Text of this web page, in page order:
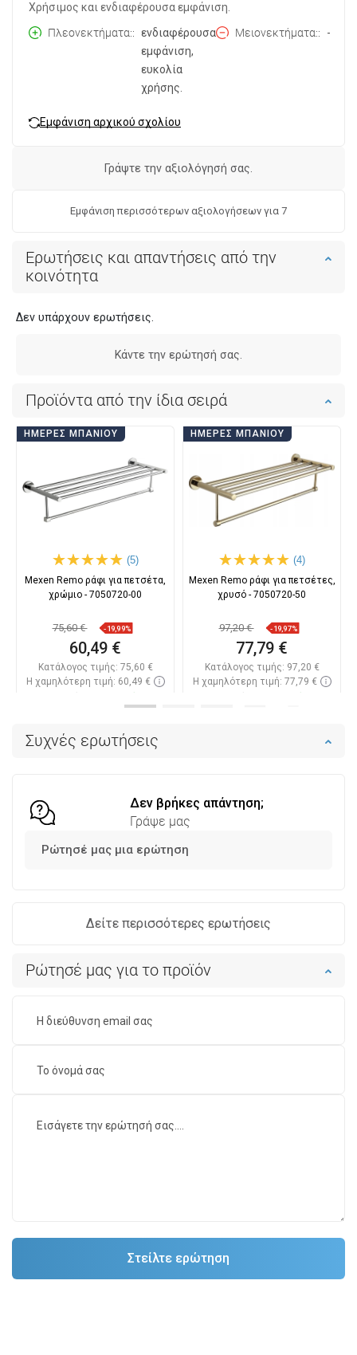
Συχνές ερωτήσεις
Δεν βρήκες απάντηση;
Γράψε μας
Ρώτησέ μας μια ερώτηση
Δείτε περισσότερες ερωτήσεις
Χρήσιμος και ενδιαφέρουσα εμφάνιση.
Πλεονεκτήματα:
ενδιαφέρουσα
εμφάνιση,
ευκολία
χρήσης.
Μειονεκτήματα: -
Εμφάνιση αρχικού σχολίου
Εμφάνιση περισσότερων αξιολογήσεων για 7
Γράψτε την αξιολόγησή σας.
Ερωτήσεις και απαντήσεις από την
κοινότητα
Δεν υπάρχουν ερωτήσεις.
Κάντε την ερώτησή σας.
Ρώτησέ μας για το προϊόν
Προϊόντα από την ίδια σειρά
ΗΜΈΡΕΣ ΜΠΆΝΙΟΥ
(5)
Mexen Remo ράφι για πετσέτα,
χρώμιο - 7050720-00
75,60 € -19,99%
60,49 €
Κατάλογος τιμής: 75,60 €
Η χαμηλότερη τιμή: 60,49 €
ΗΜΈΡΕΣ ΜΠΆΝΙΟΥ
(4)
Mexen Remo ράφι για πετσέτες,
χρυσό - 7050720-50
97,20 € -19,97%
77,79 €
Κατάλογος τιμής: 97,20 €
Η χαμηλότερη τιμή: 77,79 €